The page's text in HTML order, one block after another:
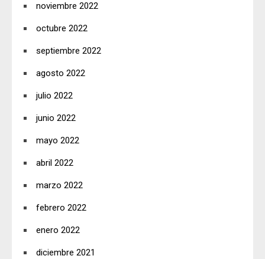
noviembre 2022
octubre 2022
septiembre 2022
agosto 2022
julio 2022
junio 2022
mayo 2022
abril 2022
marzo 2022
febrero 2022
enero 2022
diciembre 2021